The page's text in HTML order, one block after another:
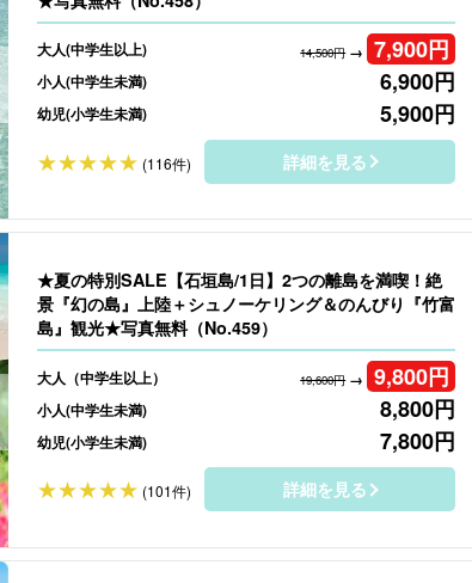
大人(中学生以上) 14,500円→ 7,900円
小人(中学生未満) 6,900円
幼児(小学生未満) 5,900円
(116件) 詳細を見る
★夏の特別SALE【石垣島/1日】2つの離島を満喫！絶
景『幻の島』上陸＋シュノーケリング＆のんびり『竹富
島』観光★写真無料（No.459）
大人（中学生以上） 19,600円→ 9,800円
小人(中学生未満) 8,800円
幼児(小学生未満) 7,800円
(101件) 詳細を見る